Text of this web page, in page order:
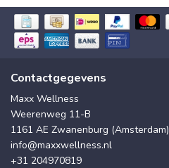
Contactgegevens
Maxx Wellness
Weerenweg 11-B
1161 AE Zwanenburg (Amsterdam)
info@maxxwellness.nl
+31 204970819